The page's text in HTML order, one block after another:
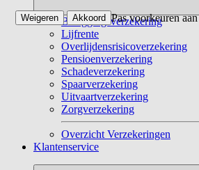
Beleggingsverzekering
Lijfrente
Overlijdensrisicoverzekering
Pensioenverzekering
Schadeverzekering
Spaarverzekering
Uitvaartverzekering
Zorgverzekering
Overzicht Verzekeringen
Klantenservice
Pas voorkeuren aan
Weigeren Akkoord